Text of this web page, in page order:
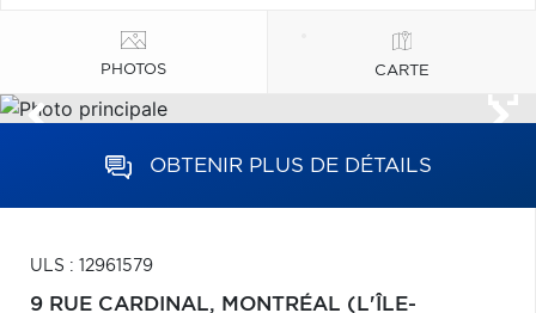
PHOTOS CARTE
OBTENIR PLUS DE DÉTAILS
ULS : 12961579
9 RUE CARDINAL, MONTRÉAL (L'ÎLE-